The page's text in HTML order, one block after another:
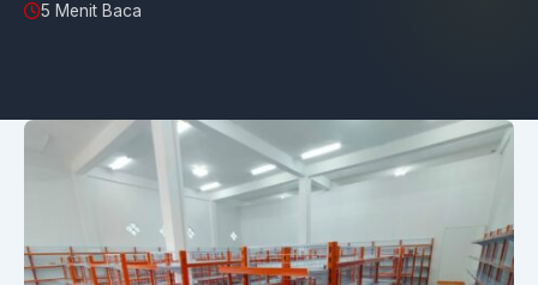
5 Menit Baca